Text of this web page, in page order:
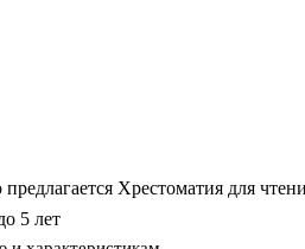
Хрестоматия для
5 лет